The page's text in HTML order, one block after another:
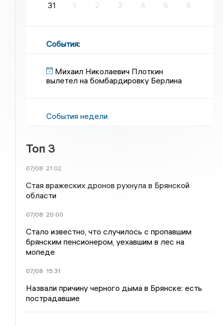
31
1 2 3 4 5 6
События:
Михаил Николаевич Плоткин
вылетел на бомбардировку Берлина
События недели
Топ 3
07/08 21:02
Стая вражеских дронов рухнула в Брянской
области
07/08 20:00
Стало известно, что случилось с пропавшим
брянским пенсионером, уехавшим в лес на
мопеде
07/08 15:31
Назвали причину черного дыма в Брянске: есть
пострадавшие